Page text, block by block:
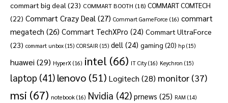
commart big deal (23) COMMART BOOTH (18) COMMART COMTECH
(22) Commart Crazy Deal (27) Commart GameForce (16) commart
megatech (26) Commart TechXPro (24) Commart UltraForce
(23) commart unbox (15) CORSAIR (15) dell (24) gaming (20) hp (15)
huawei (29) HyperX (16) intel (66) IT City (16) Keychron (15)
laptop (41) lenovo (51) Logitech (28) monitor (37)
msi (67) notebook (16) Nvidia (42) prnews (25) RAM (14)